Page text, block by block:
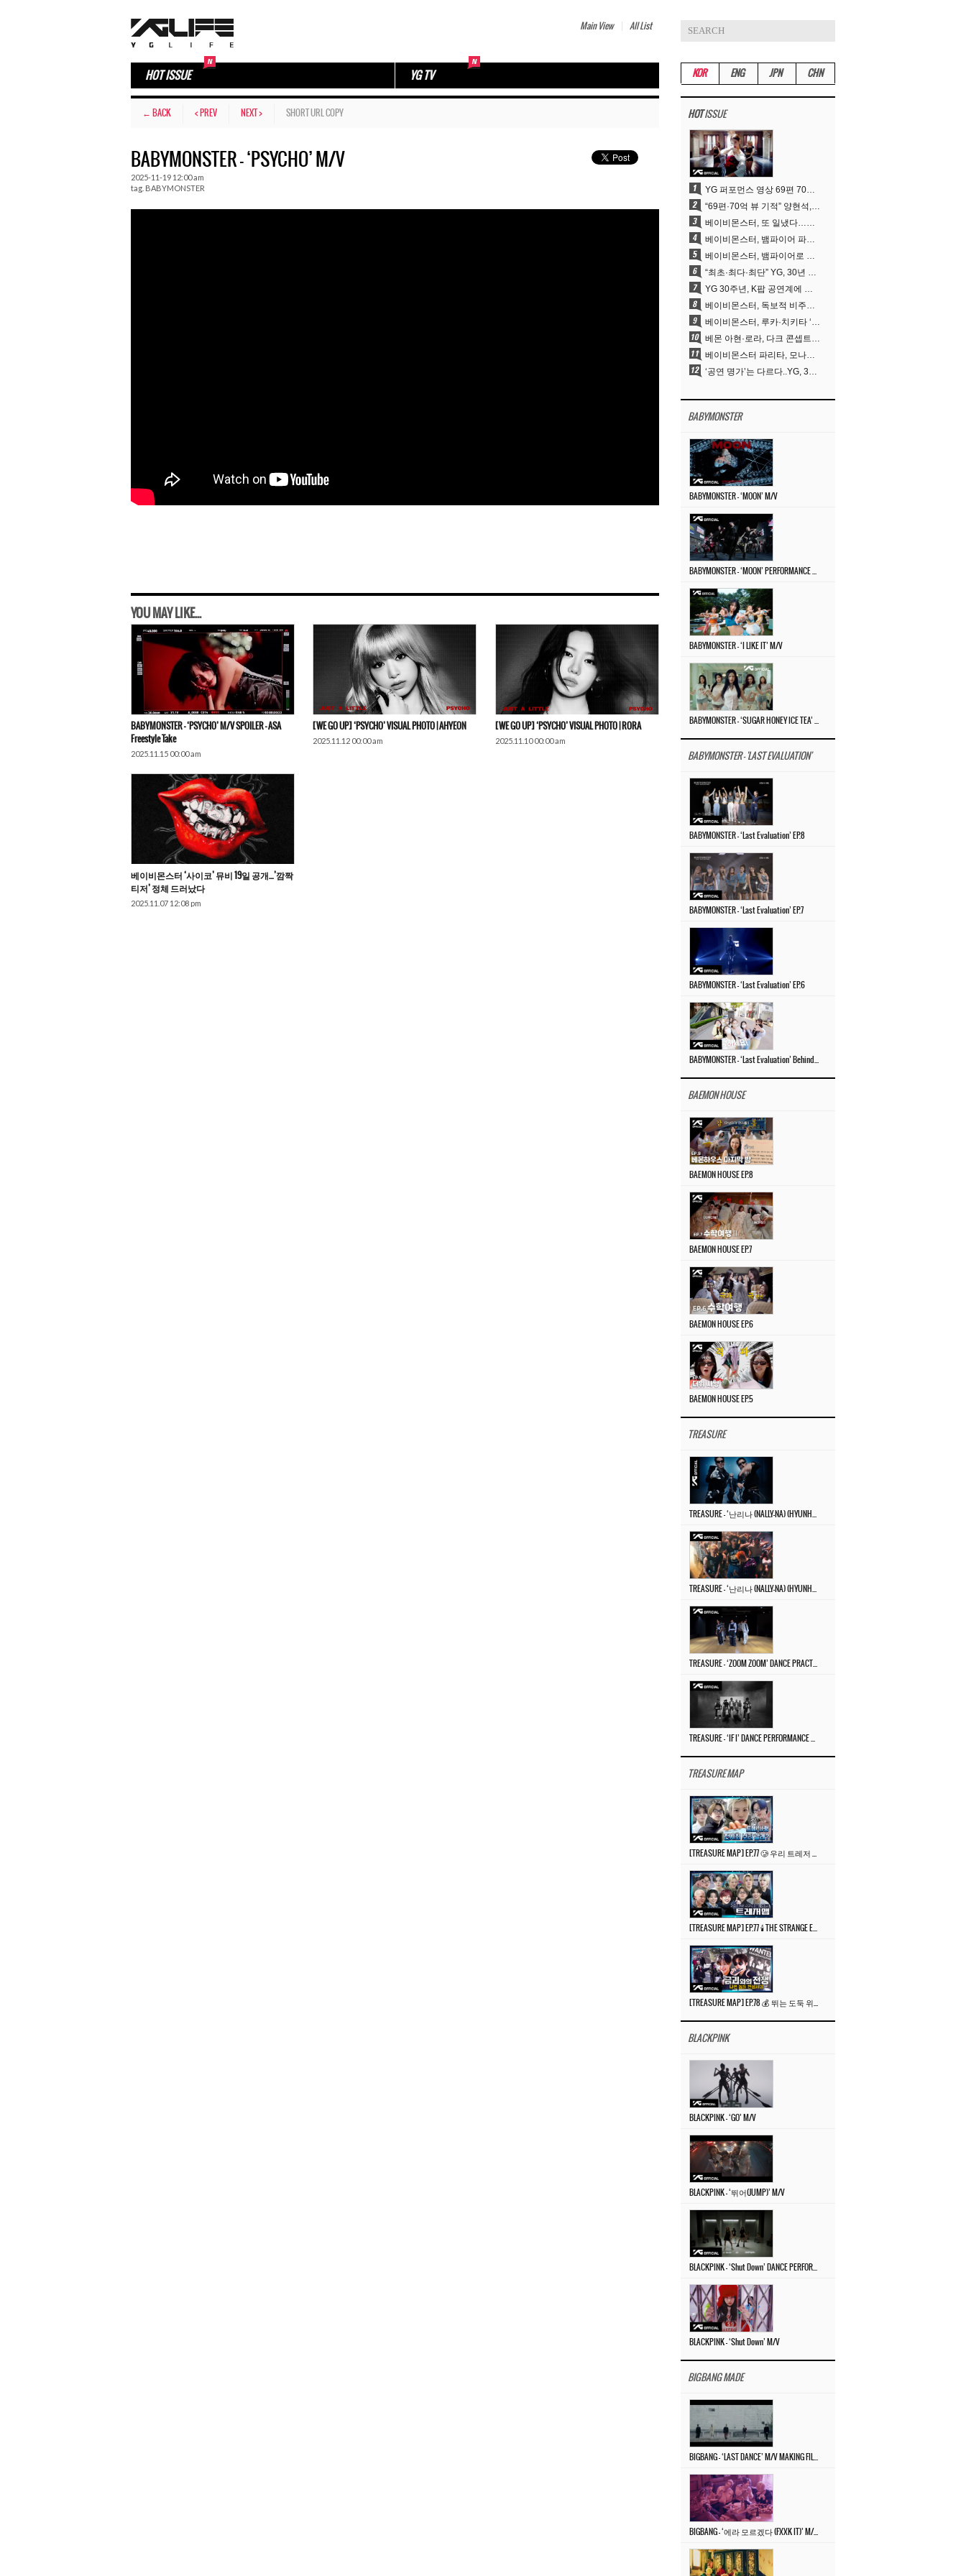
Main View All List
HOT ISSUE YG TV
← BACK < PREV NEXT > SHORT URL COPY
BABYMONSTER – ‘PSYCHO’ M/V
2025-11-19 12:00 am
tag. BABYMONSTER
YOU MAY LIKE...
BABYMONSTER – ‘PSYCHO’ M/V SPOILER — ASA
Freestyle Take
2025.11.15 00:00 am
[WE GO UP] ‘PSYCHO’ VISUAL PHOTO | AHYEON
2025.11.12 00:00 am
[WE GO UP] ‘PSYCHO’ VISUAL PHOTO | RORA
2025.11.10 00:00 am
베이비몬스터 ‘사이코’ 뮤비 19일 공개…’깜짝
티저’ 정체 드러났다
2025.11.07 12:08 pm
KOR ENG JPN CHN
HOTISSUE
YG 퍼포먼스 영상 69편 70억뷰…양현석 제작 철학 통했다
“69편·70억 뷰 기적” 양현석, YG 퍼포먼스 비디오 100% 직접 만든 이유
베이비몬스터, 또 일냈다…유튜브 월드와이드 1위
베이비몬스터, 뱀파이어 파격 변신..유튜브 트렌딩 1위 직행
베이비몬스터, 뱀파이어로 변신…‘MOON’으로 찍은 3개월 프로젝트
“최초·최다·최단” YG, 30년 뚝심이 빚어낸 K팝 투어의 새 지평
YG 30주년, K팝 공연계에 어떤 것을 남겼나
베이비몬스터, 독보적 비주얼과 압도적 소화력..’MOON’
베이비몬스터, 루카·치키타 ‘문’ 비주얼 공개…절제된 카리스마·유니크 비주얼
베몬 아현·로라, 다크 콘셉트 완벽 소화…’문’ 비주얼 포토 공개
베이비몬스터 파리타, 모나리자 눈썹도 완벽 소화‥아사와 강렬 아우라
‘공연 명가’는 다르다..YG, 30년간 축적해 온 ‘경험하는 음악’의 힘
BABYMONSTER
BABYMONSTER – ‘MOON’ M/V
BABYMONSTER – ‘I LIKE IT’ M/V
BABYMONSTER - 'LAST EVALUATION'
BABYMONSTER – ‘Last Evaluation’ EP.8
BABYMONSTER – ‘Last Evaluation’ EP.7
BABYMONSTER – ‘Last Evaluation’ EP.6
BAEMON HOUSE
BAEMON HOUSE EP.8
BAEMON HOUSE EP.7
BAEMON HOUSE EP.6
BAEMON HOUSE EP.5
TREASURE
TREASURE MAP
BLACKPINK
BLACKPINK – ‘GO’ M/V
BLACKPINK – ‘뛰어(JUMP)’ M/V
BLACKPINK – ‘Shut Down’ M/V
BIGBANG MADE